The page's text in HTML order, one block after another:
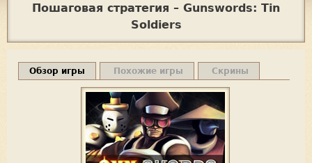
Пошаговая стратегия – Gunswords: Tin
Soldiers
Обзор игры Похожие игры Скрины